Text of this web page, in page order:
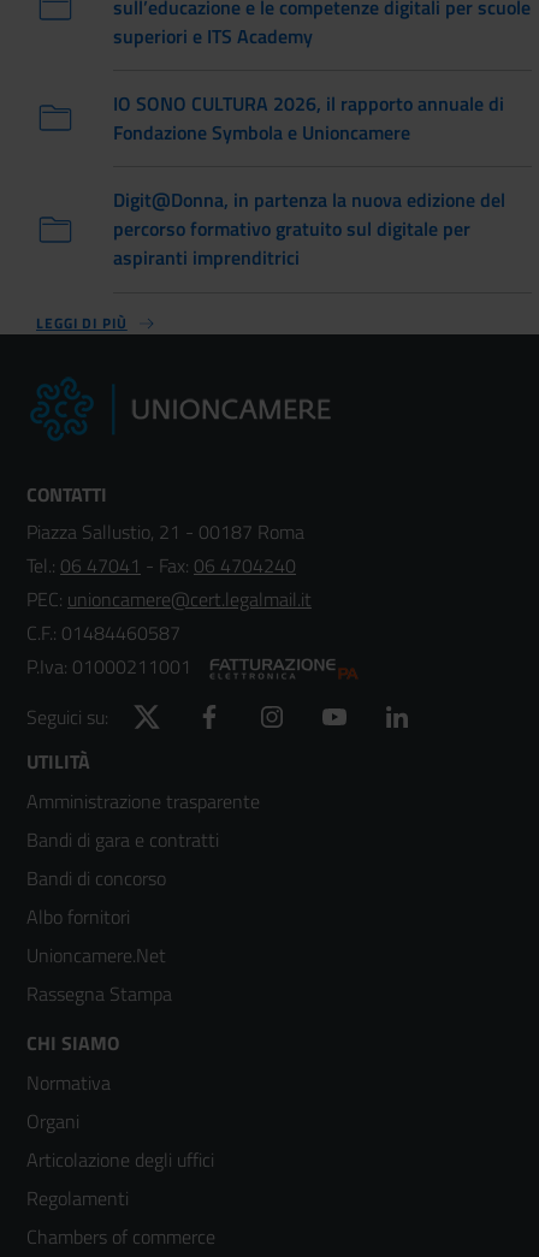
sull’educazione e le competenze digitali per scuole
superiori e ITS Academy
IO SONO CULTURA 2026, il rapporto annuale di
Fondazione Symbola e Unioncamere
Digit@Donna, in partenza la nuova edizione del
percorso formativo gratuito sul digitale per
aspiranti imprenditrici
LEGGI DI PIÙ
CONTATTI
Piazza Sallustio, 21 - 00187 Roma
Tel.: 06 47041 - Fax: 06 4704240
PEC: unioncamere@cert.legalmail.it
C.F.: 01484460587
P.Iva: 01000211001
Seguici su:
Twitter Facebook Instagram YouTube
Footer
menù
colonna
2
UTILITÀ
Amministrazione trasparente
Bandi di gara e contratti
Bandi di concorso
Albo fornitori
Unioncamere.Net
Rassegna Stampa
Footer
menù
colonna
3
CHI SIAMO
Normativa
Organi
Articolazione degli uffici
Regolamenti
Chambers of commerce